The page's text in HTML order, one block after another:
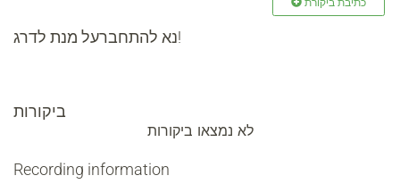
נא להתחברעל מנת לדרג!
ביקורות
לא נמצאו ביקורות
Recording information